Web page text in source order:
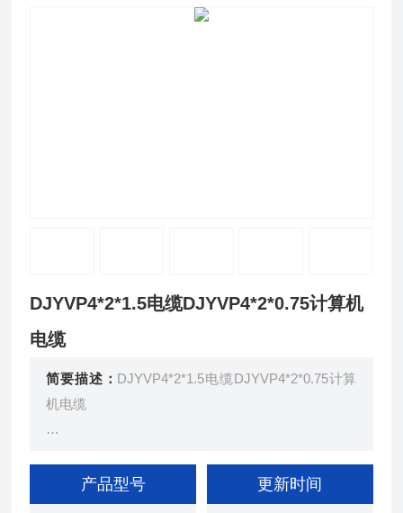
DJYVP4*2*1.5电缆DJYVP4*2*0.75计算机
电缆
简要描述： DJYVP4*2*1.5电缆DJYVP4*2*0.75计算
机电缆
系统（DCS）的数据传输和抗干扰要求较高的检测
仪器仪表，以及其他自控系统的弱信号连接、传输。
产品型号 更新时间